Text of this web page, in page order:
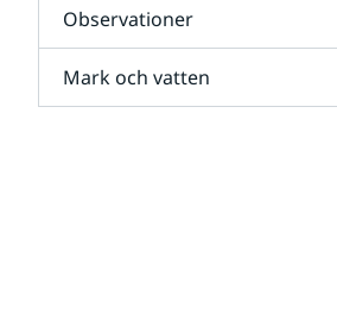
Observationer
Mark och vatten